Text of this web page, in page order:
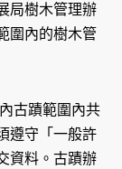
局樹木管理辦
圍內的樹木管
古蹟範圍內共
遵守「一般許
資料。古蹟辦